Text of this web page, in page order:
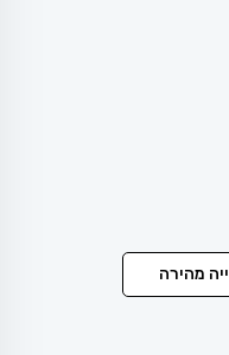
מהירה